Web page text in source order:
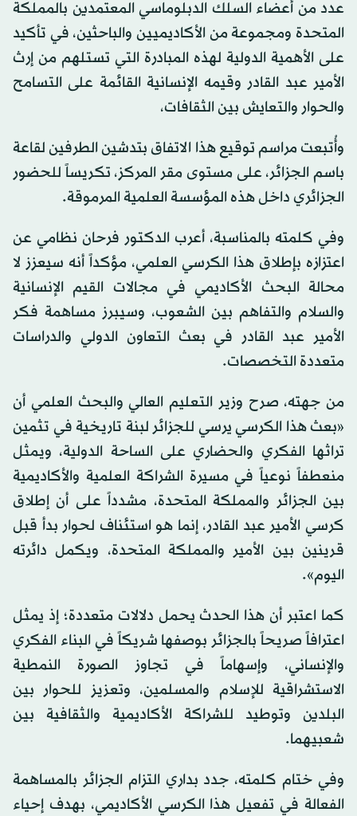
عدد من أعضاء السلك الدبلوماسي المعتمدين بالمملكة
المتحدة ومجموعة من الأكاديميين والباحثين، في تأكيد
على الأهمية الدولية لهذه المبادرة التي تستلهم من إرث
الأمير عبد القادر وقيمه الإنسانية القائمة على التسامح
والحوار والتعايش بين الثقافات،
وأُتبعت مراسم توقيع هذا الاتفاق بتدشين الطرفين لقاعة
باسم الجزائر، على مستوى مقر المركز، تكريساً للحضور
الجزائري داخل هذه المؤسسة العلمية المرموقة.
وفي كلمته بالمناسبة، أعرب الدكتور فرحان نظامي عن
اعتزازه بإطلاق هذا الكرسي العلمي، مؤكداً أنه سيعزز لا
محالة البحث الأكاديمي في مجالات القيم الإنسانية
والسلام والتفاهم بين الشعوب، وسيبرز مساهمة فكر
الأمير عبد القادر في بعث التعاون الدولي والدراسات
متعددة التخصصات.
من جهته، صرح وزير التعليم العالي والبحث العلمي أن
«بعث هذا الكرسي يرسي للجزائر لبنة تاريخية في تثمين
تراثها الفكري والحضاري على الساحة الدولية، ويمثل
منعطفاً نوعياً في مسيرة الشراكة العلمية والأكاديمية
بين الجزائر والمملكة المتحدة، مشدداً على أن إطلاق
كرسي الأمير عبد القادر، إنما هو استئناف لحوار بدأ قبل
قرينين بين الأمير والمملكة المتحدة، ويكمل دائرته
اليوم».
كما اعتبر أن هذا الحدث يحمل دلالات متعددة؛ إذ يمثل
اعترافاً صريحاً بالجزائر بوصفها شريكاً في البناء الفكري
والإنساني، وإسهاماً في تجاوز الصورة النمطية
الاستشراقية للإسلام والمسلمين، وتعزيز للحوار بين
البلدين وتوطيد للشراكة الأكاديمية والثقافية بين
شعبيهما.
وفي ختام كلمته، جدد بداري التزام الجزائر بالمساهمة
الفعالة في تفعيل هذا الكرسي الأكاديمي، بهدف إحياء